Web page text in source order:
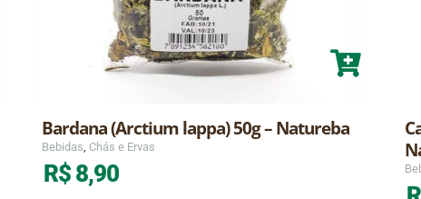
Bardana (Arctium lappa) 50g – Natureba
Bebidas Chás e Ervas
R$ 8,90